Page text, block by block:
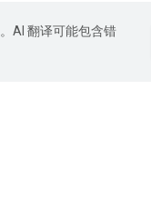
AI 翻译可能包含错